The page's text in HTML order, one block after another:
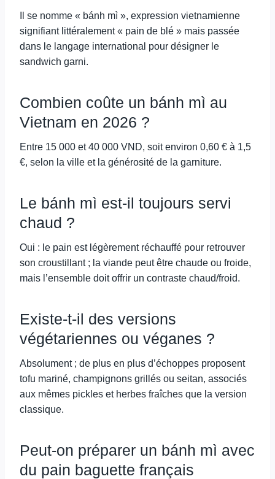
Il se nomme « bánh mì », expression vietnamienne
signifiant littéralement « pain de blé » mais passée
dans le langage international pour désigner le
sandwich garni.
Combien coûte un bánh mì au
Vietnam en 2026 ?
Entre 15 000 et 40 000 VND, soit environ 0,60 € à 1,5
€, selon la ville et la générosité de la garniture.
Le bánh mì est-il toujours servi
chaud ?
Oui : le pain est légèrement réchauffé pour retrouver
son croustillant ; la viande peut être chaude ou froide,
mais l’ensemble doit offrir un contraste chaud/froid.
Existe-t-il des versions
végétariennes ou véganes ?
Absolument ; de plus en plus d’échoppes proposent
tofu mariné, champignons grillés ou seitan, associés
aux mêmes pickles et herbes fraîches que la version
classique.
Peut-on préparer un bánh mì avec
du pain baguette français